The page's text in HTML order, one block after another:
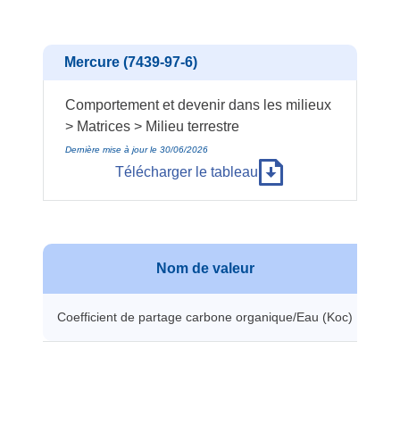
Mercure (7439-97-6)
Comportement et devenir dans les milieux
> Matrices > Milieu terrestre
Dernière mise à jour le 30/06/2026
Télécharger le tableau
Nom de valeur
Coefficient de partage carbone organique/Eau (Koc)